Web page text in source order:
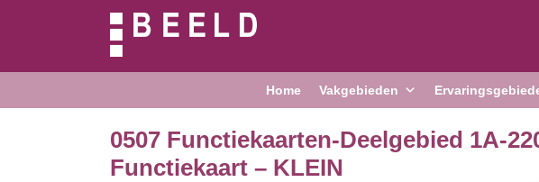
Home Vakgebieden
0507 Functiekaarten-Deelgebied 1A-
Functiekaart – KLEIN